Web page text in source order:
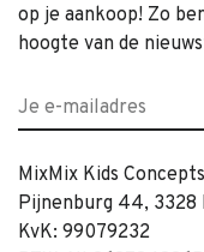
op je aankoop! Zo
hoogte van de
MixMix Kids
Pijnenburg 44, 3328
KvK: 99079232